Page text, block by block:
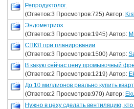
Репродуктолог.
(Ответов:3 Просмотров:725) Автор:
Эндометриоз.
(Ответов:3 Просмотров:1945) Автор:
СПКЯ при планировании
(Ответов:3 Просмотров:1500) Автор:
В какую сейчас цену промывочный
(Ответов:2 Просмотров:1219) Автор:
До 10 миллионов реально купить
(Ответов:2 Просмотров:970) Автор:
Нужно в цеху сделать вентиляцию,